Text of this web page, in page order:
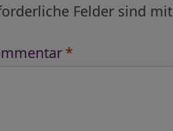
Felder sind mit
*